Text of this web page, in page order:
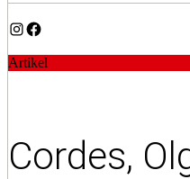
Instagram
Facebook
Artikel
Cordes,